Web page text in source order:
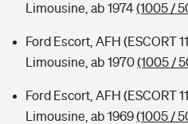
Limousine, ab 1974(1005 /
Ford Escort, AFH (ESCORT
Limousine, ab 1970(1005 /
Ford Escort, AFH (ESCORT
Limousine, ab 1969(1005 /